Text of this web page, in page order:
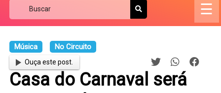
☰
Música No Circuito
Ouça este post.
Casa do Carnaval será